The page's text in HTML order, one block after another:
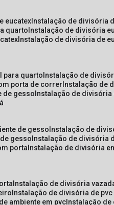
eucatex instalação de divisória
quarto instalação de divisória
instalação de divisória de
para quarto instalação de
porta de correr instalação de
de gesso instalação de
de gesso instalação de
gesso instalação de divisória
porta instalação de divisória
instalação de divisória
instalação de divisória de
ambiente em pvc instalação